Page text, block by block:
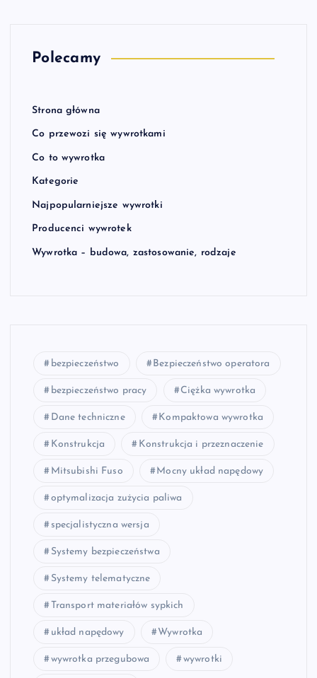
Polecamy
Strona główna
Co przewozi się wywrotkami
Co to wywrotka
Kategorie
Najpopularniejsze wywrotki
Producenci wywrotek
Wywrotka – budowa, zastosowanie, rodzaje
bezpieczeństwo Bezpieczeństwo operatora
bezpieczeństwo pracy Ciężka wywrotka
Dane techniczne Kompaktowa wywrotka
Konstrukcja Konstrukcja i przeznaczenie
Mitsubishi Fuso Mocny układ napędowy
optymalizacja zużycia paliwa
specjalistyczna wersja
Systemy bezpieczeństwa
Systemy telematyczne
Transport materiałów sypkich
układ napędowy Wywrotka
wywrotka przegubowa wywrotki